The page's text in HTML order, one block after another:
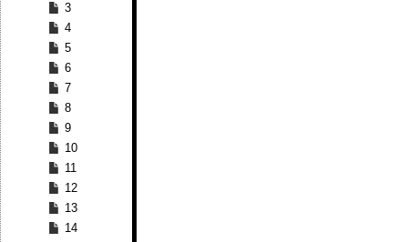
3
4
5
6
7
8
9
10
11
12
13
14